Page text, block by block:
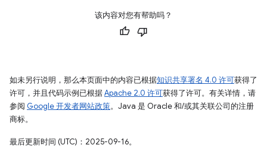
该内容对您有帮助吗？
如未另行说明，那么本页面中的内容已根据知识共享署名 4.0 许可获得了
许可，并且代码示例已根据Apache 2.0 许可获得了许可。有关详情，请
参阅 Google 开发者网站政策。Java 是 Oracle 和/或其关联公司的注册
商标。
最后更新时间 (UTC)：2025-09-16。